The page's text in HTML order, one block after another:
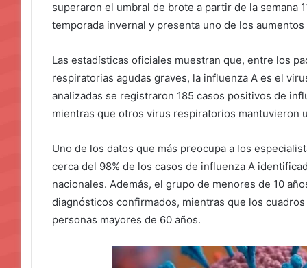
superaron el umbral de brote a partir de la semana
temporada invernal y presenta uno de los
Las estadísticas oficiales muestran que, entre los
respiratorias agudas graves, la influenza A es el
analizadas se registraron 185 casos positivos de
mientras que otros virus respiratorios mantuvieron
Uno de los datos que más preocupa a los
cerca del 98% de los casos de influenza A
nacionales. Además, el grupo de menores de 10
diagnósticos confirmados, mientras que los
personas mayores de 60 años.